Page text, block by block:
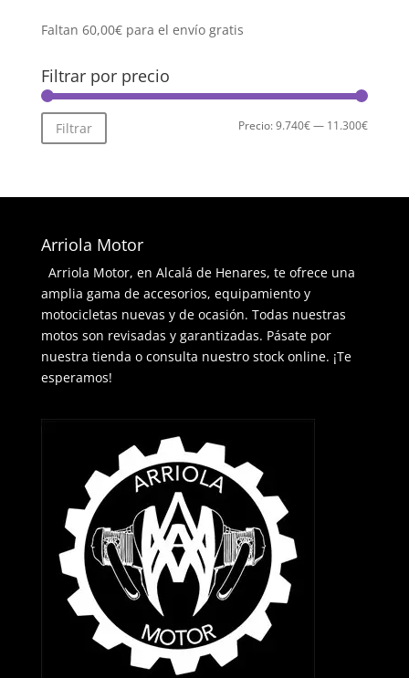
Faltan 60,00€para el envío gratis
Filtrar por precio
Precio
Precio
Filtrar Precio:9.740€— 11.300€
Arriola Motor
Arriola Motor, en Alcalá de Henares, te ofrece una
amplia gama de accesorios, equipamiento y
motocicletas nuevas y de ocasión. Todas nuestras
motos son revisadas y garantizadas. Pásate por
nuestra tienda o consulta nuestro stock online. ¡Te
esperamos!